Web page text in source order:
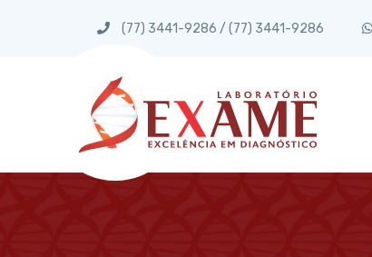
(77) 3441-9286 / (77) 3441-9286